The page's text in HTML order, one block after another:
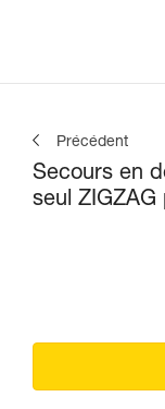
Précédent
Secours en
seul